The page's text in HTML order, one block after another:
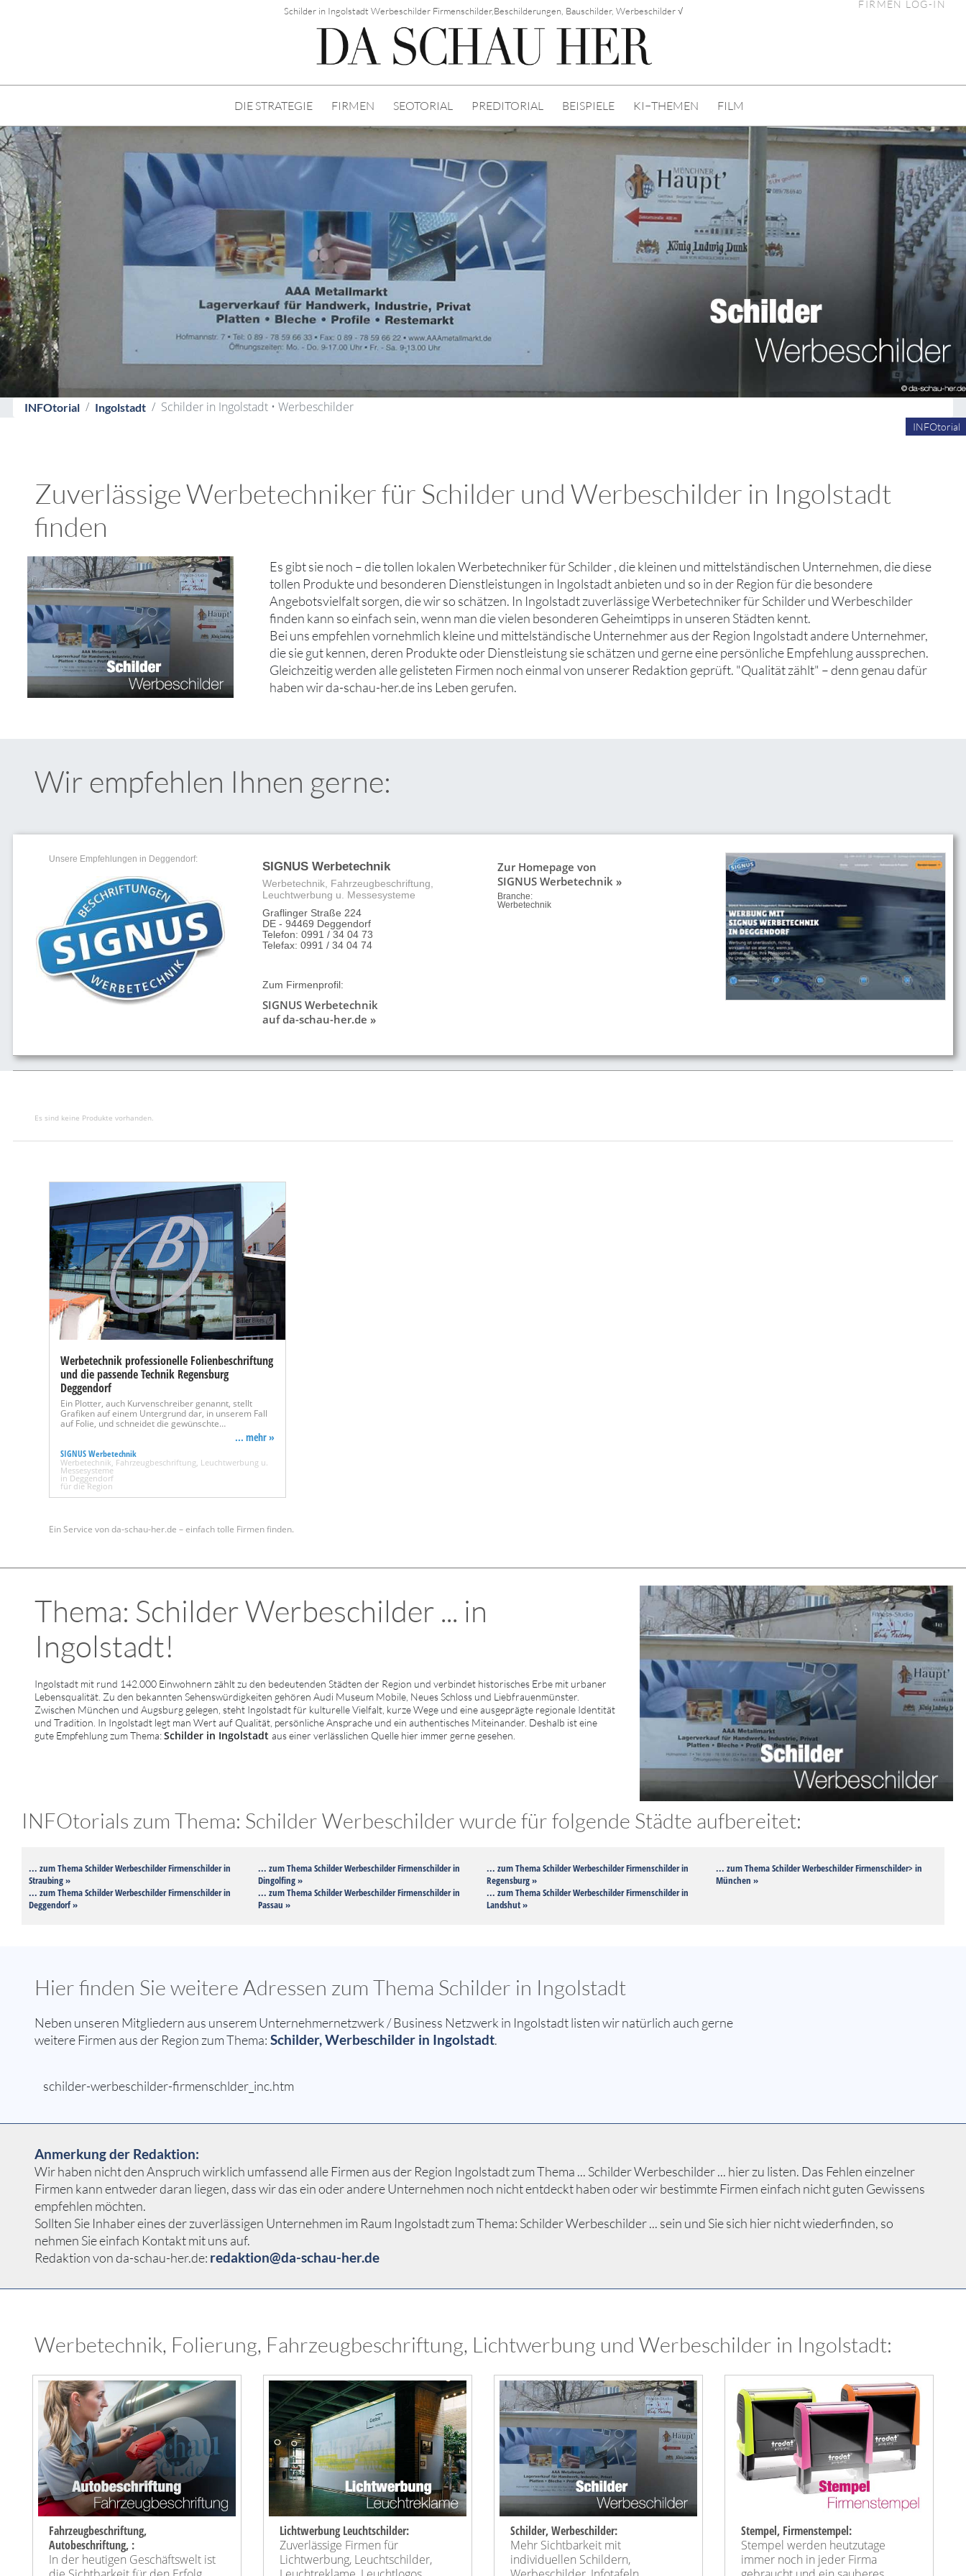
Schilder in Ingolstadt Werbeschilder Firmenschilder,Beschilderungen, Bauschilder, Werbeschilder √
FIRMEN LOG-IN
DIE STRATEGIE FIRMEN SEOTORIAL PREDITORIAL BEISPIELE KI−THEMEN FILM
INFOtorial Ingolstadt Schilder in Ingolstadt • Werbeschilder
INFOtorial
Zuverlässige Werbetechniker für Schilder und Werbeschilder in Ingolstadt
finden
Es gibt sie noch – die tollen lokalen Werbetechniker für Schilder , die kleinen und mittelständischen Unternehmen, die diese
tollen Produkte und besonderen Dienstleistungen in Ingolstadt anbieten und so in der Region für die besondere
Angebotsvielfalt sorgen, die wir so schätzen. In Ingolstadt zuverlässige Werbetechniker für Schilder und Werbeschilder
finden kann so einfach sein, wenn man die vielen besonderen Geheimtipps in unseren Städten kennt.
Bei uns empfehlen vornehmlich kleine und mittelständische Unternehmer aus der Region Ingolstadt andere Unternehmer,
die sie gut kennen, deren Produkte oder Dienstleistung sie schätzen und gerne eine persönliche Empfehlung aussprechen.
Gleichzeitig werden alle gelisteten Firmen noch einmal von unserer Redaktion geprüft. "Qualität zählt" – denn genau dafür
haben wir da-schau-her.de ins Leben gerufen.
Wir empfehlen Ihnen gerne:
Unsere Empfehlungen in Deggendorf:
SIGNUS Werbetechnik
Werbetechnik, Fahrzeugbeschriftung,
Leuchtwerbung u. Messesysteme
Graflinger Straße 224
DE - 94469 Deggendorf
Telefon: 0991 / 34 04 73
Telefax: 0991 / 34 04 74
Zum Firmenprofil:
SIGNUS Werbetechnik
auf da-schau-her.de »
Zur Homepage von
SIGNUS Werbetechnik »
Branche:
Werbetechnik
Es sind keine Produkte vorhanden.
Werbetechnik professionelle Folienbeschriftung
und die passende Technik Regensburg
Deggendorf
Ein Plotter, auch Kurvenschreiber genannt, stellt
Grafiken auf einem Untergrund dar, in unserem Fall
auf Folie, und schneidet die gewünschte…
... mehr »
SIGNUS Werbetechnik
Werbetechnik, Fahrzeugbeschriftung, Leuchtwerbung u.
Messesysteme
in Deggendorf
für die Region
Ein Service von da-schau-her.de – einfach tolle Firmen finden.
Thema: Schilder Werbeschilder ... in
Ingolstadt!
Ingolstadt mit rund 142.000 Einwohnern zählt zu den bedeutenden Städten der Region und verbindet historisches Erbe mit urbaner
Lebensqualität. Zu den bekannten Sehenswürdigkeiten gehören Audi Museum Mobile, Neues Schloss und Liebfrauenmünster.
Zwischen München und Augsburg gelegen, steht Ingolstadt für kulturelle Vielfalt, kurze Wege und eine ausgeprägte regionale Identität
und Tradition. In Ingolstadt legt man Wert auf Qualität, persönliche Ansprache und ein authentisches Miteinander. Deshalb ist eine
gute Empfehlung zum Thema:Schilder in Ingolstadt aus einer verlässlichen Quelle hier immer gerne gesehen.
INFOtorials zum Thema: Schilder Werbeschilder wurde für folgende Städte aufbereitet:
... zum Thema Schilder Werbeschilder Firmenschilder in
Straubing »
... zum Thema Schilder Werbeschilder Firmenschilder in
Deggendorf »
... zum Thema Schilder Werbeschilder Firmenschilder in
Dingolfing »
... zum Thema Schilder Werbeschilder Firmenschilder in
Passau »
... zum Thema Schilder Werbeschilder Firmenschilder in
Regensburg »
... zum Thema Schilder Werbeschilder Firmenschilder in
Landshut »
... zum Thema Schilder Werbeschilder Firmenschilder> in
München »
Hier finden Sie weitere Adressen zum Thema Schilder in Ingolstadt
Neben unseren Mitgliedern aus unserem Unternehmernetzwerk / Business Netzwerk in Ingolstadt listen wir natürlich auch gerne
weitere Firmen aus der Region zum Thema: Schilder, Werbeschilder in Ingolstadt.
schilder-werbeschilder-firmenschlder_inc.htm
Anmerkung der Redaktion:
Wir haben nicht den Anspruch wirklich umfassend alle Firmen aus der Region Ingolstadt zum Thema ... Schilder Werbeschilder ... hier zu listen. Das Fehlen einzelner
Firmen kann entweder daran liegen, dass wir das ein oder andere Unternehmen noch nicht entdeckt haben oder wir bestimmte Firmen einfach nicht guten Gewissens
empfehlen möchten.
Sollten Sie Inhaber eines der zuverlässigen Unternehmen im Raum Ingolstadt zum Thema: Schilder Werbeschilder ... sein und Sie sich hier nicht wiederfinden, so
nehmen Sie einfach Kontakt mit uns auf.
Redaktion von da-schau-her.de: redaktion@da-schau-her.de
Werbetechnik, Folierung, Fahrzeugbeschriftung, Lichtwerbung und Werbeschilder in Ingolstadt:
Fahrzeugbeschriftung,
Autobeschriftung, :
In der heutigen Geschäftswelt ist
Lichtwerbung Leuchtschilder:
Zuverlässige Firmen für
Lichtwerbung, Leuchtschilder,
Schilder, Werbeschilder:
Mehr Sichtbarkeit mit
individuellen Schildern,
Stempel, Firmenstempel:
Stempel werden heutzutage
immer noch in jeder Firma